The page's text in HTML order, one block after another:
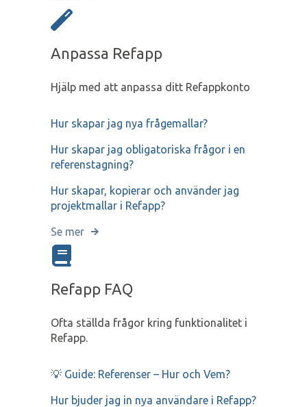
Anpassa Refapp
Hjälp med att anpassa ditt Refappkonto
Hur skapar jag nya frågemallar?
Hur skapar jag obligatoriska frågor i en
referenstagning?
Hur skapar, kopierar och använder jag
projektmallar i Refapp?
Se mer
Refapp FAQ
Ofta ställda frågor kring funktionalitet i
Refapp.
💡 Guide: Referenser – Hur och Vem?
Hur bjuder jag in nya användare i Refapp?